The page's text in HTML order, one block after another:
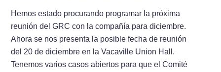
Hemos estado procurando programar la próxima
reunión del GRC con la compañí­­a para diciembre.
Ahora se nos presenta la posible fecha de reunión
del 20 de diciembre en la Vacaville Union Hall.
Tenemos varios casos abiertos para que el Comité